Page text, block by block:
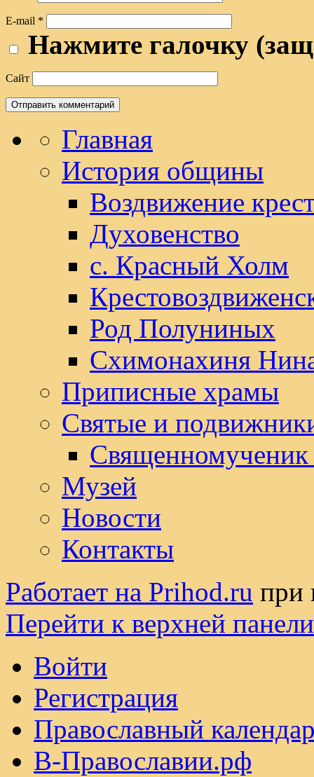
E-mail *
Нажмите галочку
Сайт
Главная
История общины
Воздвижение
Духовенство
с. Красный Холм
Род Полуниных
Схимонахиня
Приписные храмы
Святые и
Музей
Новости
Контакты
Работает на Prihod.ru при
Перейти к верхней панели
Войти
Регистрация
Православный
В-Православии.рф